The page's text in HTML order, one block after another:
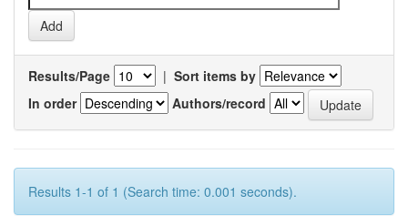
Results/Page | Sort items by
In order
Authors/record
Results 1-1 of 1 (Search time: 0.001 seconds).